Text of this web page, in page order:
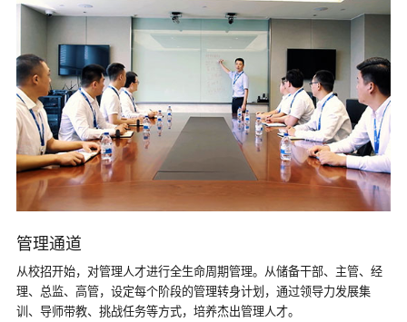
管理通道
从校招开始，对管理人才进行全生命周期管理。从储备干部、主管、经
理、总监、高管，设定每个阶段的管理转身计划，通过领导力发展集
训、导师带教、挑战任务等方式，培养杰出管理人才。